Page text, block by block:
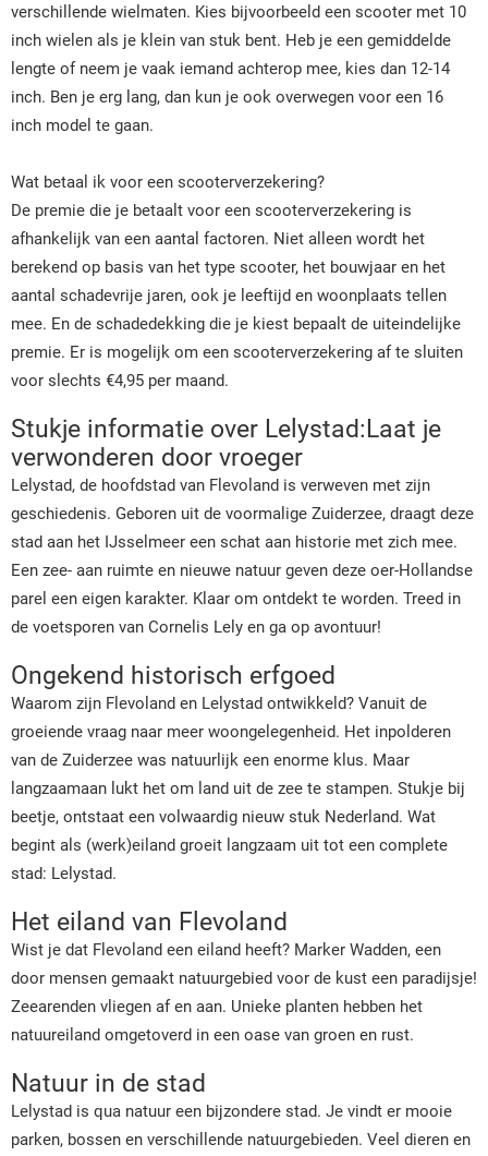
verschillende wielmaten. Kies bijvoorbeeld een scooter met 10
inch wielen als je klein van stuk bent. Heb je een gemiddelde
lengte of neem je vaak iemand achterop mee, kies dan 12-14
inch. Ben je erg lang, dan kun je ook overwegen voor een 16
inch model te gaan.
Wat betaal ik voor een scooterverzekering?
De premie die je betaalt voor een scooterverzekering is
afhankelijk van een aantal factoren. Niet alleen wordt het
berekend op basis van het type scooter, het bouwjaar en het
aantal schadevrije jaren, ook je leeftijd en woonplaats tellen
mee. En de schadedekking die je kiest bepaalt de uiteindelijke
premie. Er is mogelijk om een scooterverzekering af te sluiten
voor slechts €4,95 per maand.
Stukje informatie over Lelystad:Laat je
verwonderen door vroeger
Lelystad, de hoofdstad van Flevoland is verweven met zijn
geschiedenis. Geboren uit de voormalige Zuiderzee, draagt deze
stad aan het IJsselmeer een schat aan historie met zich mee.
Een zee- aan ruimte en nieuwe natuur geven deze oer-Hollandse
parel een eigen karakter. Klaar om ontdekt te worden. Treed in
de voetsporen van Cornelis Lely en ga op avontuur!
Ongekend historisch erfgoed
Waarom zijn Flevoland en Lelystad ontwikkeld? Vanuit de
groeiende vraag naar meer woongelegenheid. Het inpolderen
van de Zuiderzee was natuurlijk een enorme klus. Maar
langzaamaan lukt het om land uit de zee te stampen. Stukje bij
beetje, ontstaat een volwaardig nieuw stuk Nederland. Wat
begint als (werk)eiland groeit langzaam uit tot een complete
stad: Lelystad.
Het eiland van Flevoland
Wist je dat Flevoland een eiland heeft? Marker Wadden, een
door mensen gemaakt natuurgebied voor de kust een paradijsje!
Zeearenden vliegen af en aan. Unieke planten hebben het
natuureiland omgetoverd in een oase van groen en rust.
Natuur in de stad
Lelystad is qua natuur een bijzondere stad. Je vindt er mooie
parken, bossen en verschillende natuurgebieden. Veel dieren en